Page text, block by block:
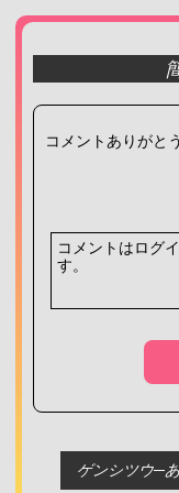
コメントありがと
ゲンシツウ─あ